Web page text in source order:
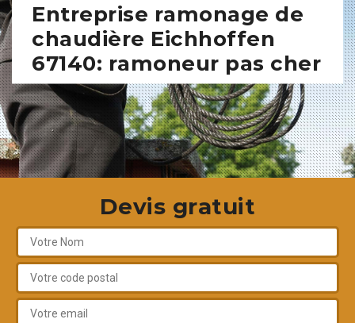
Entreprise ramonage de
chaudière Eichhoffen
67140: ramoneur pas cher
Devis gratuit